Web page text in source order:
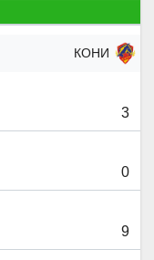
e
КОНИ
3
0
9